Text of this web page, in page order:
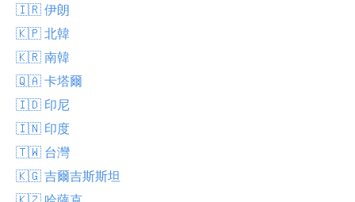
🇮🇷 伊朗
🇰🇵 北韓
🇰🇷 南韓
🇶🇦 卡塔爾
🇮🇩 印尼
🇮🇳 印度
🇹🇼 台灣
🇰🇬 吉爾吉斯斯坦